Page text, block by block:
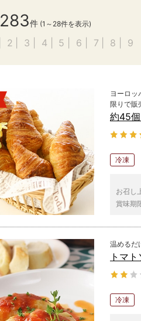
283件 (1～28件を表示)
2 3 4 5 6 7 8 9
ヨーロッ
限りで販
約45
冷凍
お召し
賞味期
温めるだ
トマ
冷凍